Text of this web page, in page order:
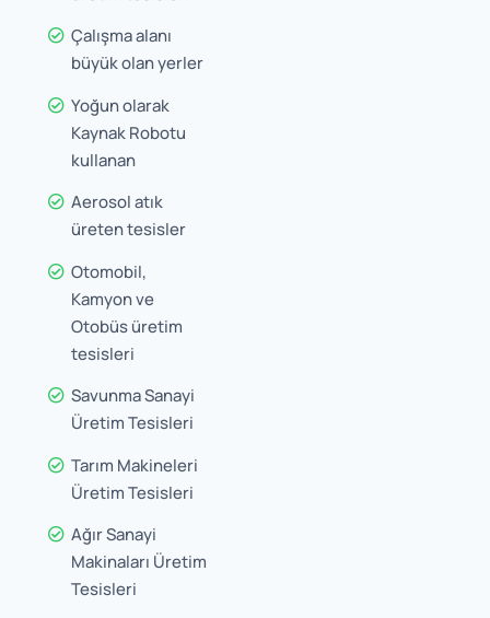
Çalışma alanı
büyük olan yerler
Yoğun olarak
Kaynak Robotu
kullanan
Aerosol atık
üreten tesisler
Otomobil,
Kamyon ve
Otobüs üretim
tesisleri
Savunma Sanayi
Üretim Tesisleri
Tarım Makineleri
Üretim Tesisleri
Ağır Sanayi
Makinaları Üretim
Tesisleri